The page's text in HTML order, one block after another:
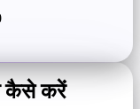
कैसे करें